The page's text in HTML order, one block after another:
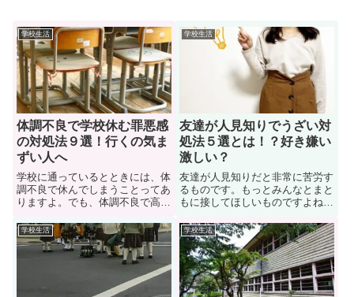
学校生活
体調不良で学校休む罪悪感
の対処法９選！行くの気ま
ずい人へ
学校に通っているとときには、体
調不良で休んでしまうことってあ
りますよ。でも、体調不良で高校
に罪悪感を覚えることってありま
すよね。次の日に学校に行くのが
気まずいと感じることもありま
す。では、体調不良で学校休む罪
悪感はどうしたら良いのか？乗り
越え方についても解説していま
学校生活
友達が人見知りでうざい対
処法５選とは！？好き嫌い
激しい？
友達が人見知りだと非常に苦労す
るものです。もっとみんなとまと
もに接してほしいものですよね。
動が出来ないから振り回されてい
て、仲良くしたいけど、この状況
は何とかしたいと悩んでいる人も
多い。では、友達が人見知りでう
ざいときの対処法はどうしたら良
いのか？お悩みを解決しよう。
学校生活 学校生活